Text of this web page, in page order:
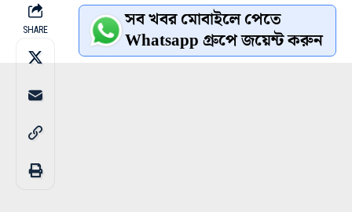
SHARE সব খবর মোবাইলে পেতে
Whatsapp গ্রুপে জয়েন্ট করুন